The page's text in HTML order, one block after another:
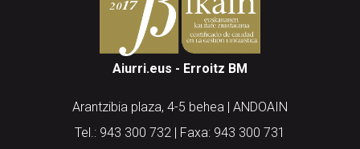
Aiurri.eus - Erroitz BM
Arantzibia plaza, 4-5 behea | ANDOAIN
Tel.: 943 300 732 | Faxa: 943 300 731